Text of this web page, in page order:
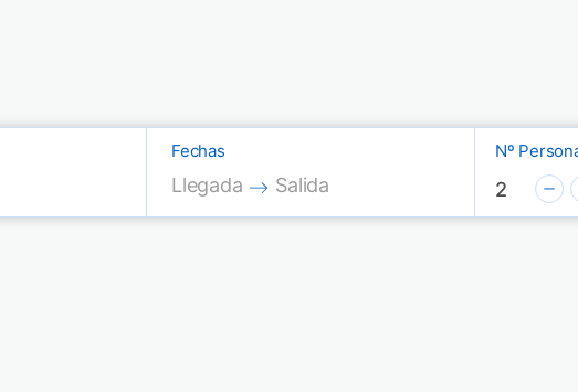
Fechas
Press the down arrow key to interact with
Llegada
Press the down arrow key to
Salida
Nº
2